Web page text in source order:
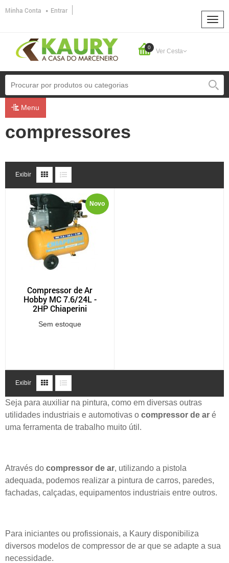
Minha Conta Entrar
0
Ver Cesta
Menu
compressores
Exibir
Novo
Compressor de Ar
Hobby MC 7.6/24L -
2HP Chiaperini
Sem estoque
Exibir
Seja para auxiliar na pintura, como em diversas outras
utilidades industriais e automotivas o compressor de ar é
uma ferramenta de trabalho muito útil.
Através do compressor de ar, utilizando a pistola
adequada, podemos realizar a pintura de carros, paredes,
fachadas, calçadas, equipamentos industriais entre outros.
Para iniciantes ou profissionais, a Kaury disponibiliza
diversos modelos de compressor de ar que se adapte a sua
necessidade.